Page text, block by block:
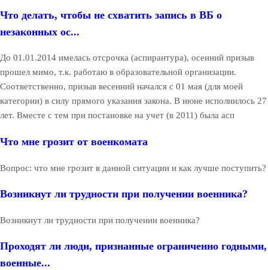
Что делать, чтобы не схватить запись в ВБ о
незаконных ос...
До 01.01.2014 имелась отсрочка (аспирантура), осенний призыв
прошел мимо, т.к. работаю в образовательной организации.
Соответственно, призыв весенний начался с 01 мая (для моей
категории) в силу прямого указания закона. В июне исполнилось 27
лет. Вместе с тем при постановке на учет (в 2011) была асп
Что мне грозит от военкомата
Вопрос: что мне грозит в данной ситуации и как лучше поступить?
Возникнут ли трудности при получении военника?
Возникнут ли трудности при получении военника?
Проходят ли люди, признанные ограниченно годными,
военные...